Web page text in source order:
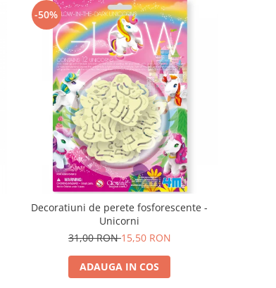
-50%
Decoratiuni de perete fosforescente -
Unicorni
31,00 RON15,50 RON
ADAUGA IN COS